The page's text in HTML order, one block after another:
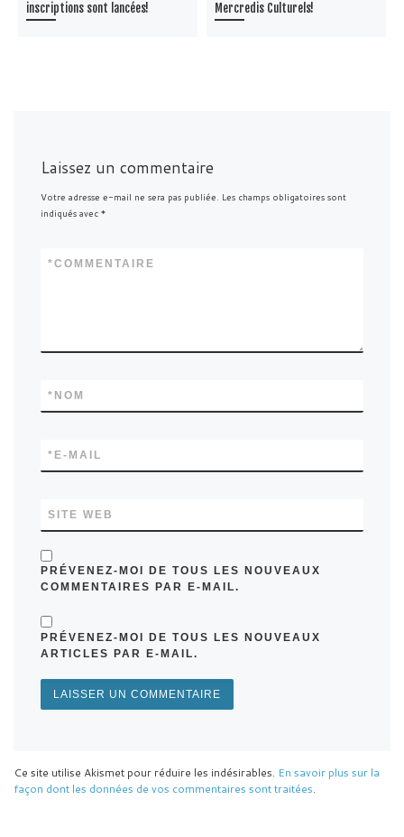
inscriptions sont lancées!
Mercredis Culturels!
Laissez un commentaire
Votre adresse e-mail ne sera pas publiée. Les champs obligatoires sont
indiqués avec *
COMMENTAIRE
*
NOM
*
E-MAIL
*
SITE WEB
PRÉVENEZ-MOI DE TOUS LES NOUVEAUX
COMMENTAIRES PAR E-MAIL.
PRÉVENEZ-MOI DE TOUS LES NOUVEAUX
ARTICLES PAR E-MAIL.
Ce site utilise Akismet pour réduire les indésirables. En savoir plus sur la
façon dont les données de vos commentaires sont traitées.